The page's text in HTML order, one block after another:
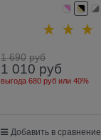
1 690 руб
1 010 руб
выгода 680 рубили 40%
Добавить в сравнение